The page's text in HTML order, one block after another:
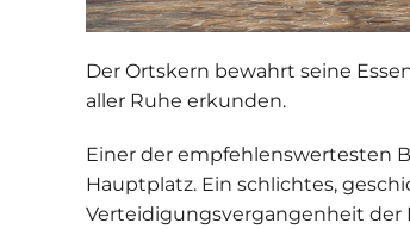
Der Ortskern bewahrt seine
aller Ruhe erkunden.
Einer der empfehlenswertesten
Hauptplatz. Ein schlichtes,
Verteidigungsvergangenheit der